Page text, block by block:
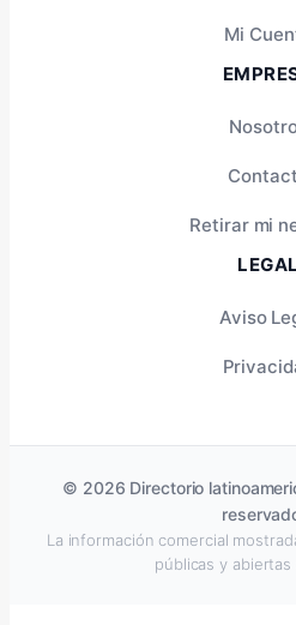
Mi
Retirar mi
LEGAL
Aviso
© 2026 Directorio
La información comercial
públicas y abiertas